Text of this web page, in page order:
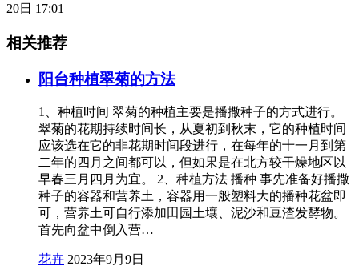
20日 17:01
相关推荐
阳台种植翠菊的方法
1、种植时间 翠菊的种植主要是播撒种子的方式进行。
翠菊的花期持续时间长，从夏初到秋末，它的种植时间
应该选在它的非花期时间段进行，在每年的十一月到第
二年的四月之间都可以，但如果是在北方较干燥地区以
早春三月四月为宜。 2、种植方法 播种 事先准备好播撒
种子的容器和营养土，容器用一般塑料大的播种花盆即
可，营养土可自行添加田园土壤、泥沙和豆渣发酵物。
首先向盆中倒入营…
花卉 2023年9月9日